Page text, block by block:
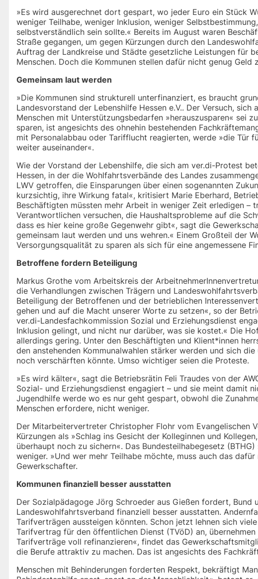
»Es wird ausgerechnet dort gespart, wo jeder Euro ein Stück
weniger Teilhabe, weniger Inklusion, weniger
selbstverständlich sein sollte.« Bereits im August waren
Straße gegangen, um gegen Kürzungen durch den
Auftrag der Landkreise und Städte gesetzliche Leistungen für
Menschen. Doch die Kommunen stellen dafür nicht genug Geld
Gemeinsam laut werden
»Die Kommunen sind strukturell unterfinanziert, es braucht
Landesvorstand der Lebenshilfe Hessen e.V.. Der Versuch,
Menschen mit Unterstützungsbedarfen »herauszusparen« sei
sparen, ist angesichts des ohnehin bestehenden
mit Personalabbau oder Tarifflucht reagierten, werde »die Tür
weiter auseinander«.
Wie der Vorstand der Lebenshilfe, die sich am ver.di-Protest
Hessen, in der die Wohlfahrtsverbände des Landes
LWV getroffen, die Einsparungen über einen sogenannten
kurzsichtig, ihre Wirkung fatal«, kritisiert Marie Eberhard,
Beschäftigten müssten mehr Arbeit in weniger Zeit erledigen –
Verantwortlichen versuchen, die Haushaltsprobleme auf die
dass es hier keine große Gegenwehr gibt«, sagt die
gemeinsam laut werden und uns wehren.« Einem Großteil der
Versorgungsqualität zu sparen als sich für eine angemessene
Betroffene fordern Beteiligung
Markus Grothe vom Arbeitskreis der
die Verhandlungen zwischen Trägern und
Beteiligung der Betroffenen und der betrieblichen
gehen und auf die Macht unserer Worte zu setzen«, so der
ver.di-Landesfachkommission Sozial und Erziehungsdienst
Inklusion gelingt, und nicht nur darüber, was sie kostet.« Die
allerdings gering. Unter den Beschäftigten und Klient*innen
den anstehenden Kommunalwahlen stärker werden und sich
noch verschärften könnte. Umso wichtiger seien die Proteste.
»Es wird kälter«, sagt die Betriebsrätin Feli Traudes von der
Sozial- und Erziehungsdienst engagiert – und sie meint damit
Jugendhilfe werde wo es nur geht gespart, obwohl die
Menschen erfordere, nicht weniger.
Der Mitarbeitervertreter Christopher Flohr vom Evangelischen
Kürzungen als »Schlag ins Gesicht der Kolleginnen und
überhaupt noch zu sichern«. Das Bundesteilhabegesetz
weniger. »Und wer mehr Teilhabe möchte, muss auch das
Gewerkschafter.
Kommunen finanziell besser ausstatten
Der Sozialpädagoge Jörg Schroeder aus Gießen fordert, Bund
Landeswohlfahrtsverband finanziell besser ausstatten.
Tarifverträgen aussteigen könnten. Schon jetzt lehnen sich
Tarifvertrag für den öffentlichen Dienst (TVöD) an,
Tarifverträge voll refinanzieren«, findet das
die Berufe attraktiv zu machen. Das ist angesichts des
Menschen mit Behinderungen forderten Respekt, bekräftigt